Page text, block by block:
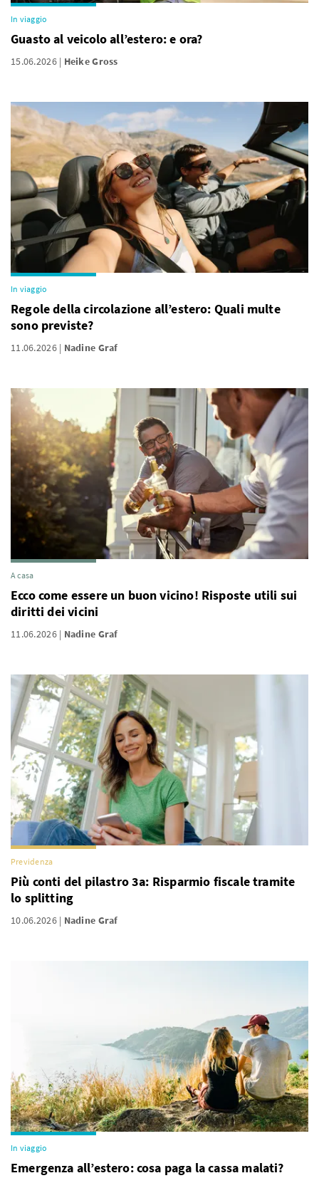
In viaggio
Guasto al veicolo all’estero: e ora?
15.06.2026 Heike Gross
In viaggio
Regole della circolazione all’estero: Quali multe
sono previste?
11.06.2026 Nadine Graf
A casa
Ecco come essere un buon vicino! Risposte utili sui
diritti dei vicini
11.06.2026 Nadine Graf
Previdenza
Più conti del pilastro 3a: Risparmio fiscale tramite
lo splitting
10.06.2026 Nadine Graf
In viaggio
Emergenza all’estero: cosa paga la cassa malati?